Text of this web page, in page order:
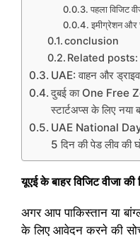
पहला विजिट
इमीग्रेशन
conclusion
Related posts:
UAE: वाहन और
दुबई का One Free
स्टार्टअप्स के लिए नया
UAE National Day
5 दिन की पेड लीव की
यूएई के बाहर विजिट वीजा की
अगर आप पाकिस्तान या
के लिए आवेदन करने की